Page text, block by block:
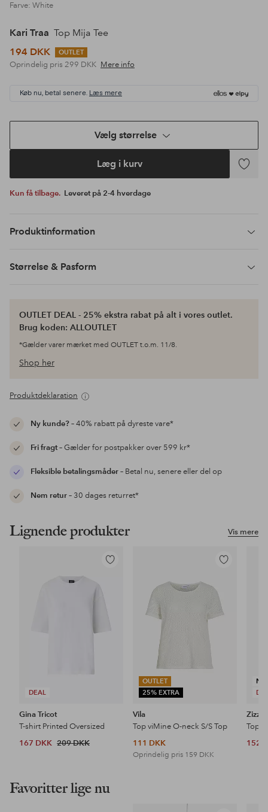
Farve: White
Kari Traa Top Mija Tee
194 DKK
OUTLET
Oprindelig pris 299 DKK Mere info
Køb nu, betal senere. Læs mere
Vælg størrelse
Læg i kurv
Tilføj
Kun få tilbage. Leveret på 2-4 hverdage
Produktinformation
Størrelse & Pasform
OUTLET DEAL - 25% ekstra rabat på alt i vores outlet.
Brug koden: ALLOUTLET
*Gælder varer mærket med OUTLET t.o.m. 11/8.
Shop her
Produktdeklaration
Ny kunde?– 40% rabatt på dyreste vare*
Fri fragt– Gælder for postpakker over 599 kr*
Fleksible betalingsmåder– Betal nu, senere eller del op
Nem retur– 30 dages returret*
Vis mere
Lignende produkter
DEAL
Tilføj
favoritter
Gina Tricot
T-shirt Printed Oversized
167 DKK 209 DKK
OUTLET
25% EXTRA
Tilføj
favoritter
Vila
Top viMine O-neck S/S Top
111 DKK
Oprindelig pris 159 DKK
Zizzi
Top
152
Favoritter lige nu